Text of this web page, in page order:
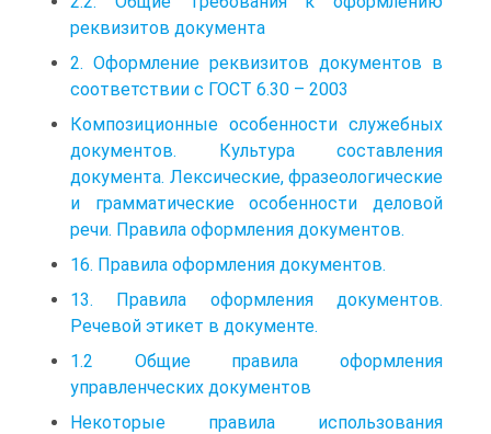
реквизитов документа
2. Оформление реквизитов документов в
соответствии с ГОСТ 6.30 – 2003
Композиционные особенности служебных
документов. Культура составления
документа. Лексические, фразеологические
и грамматические особенности деловой
речи. Правила оформления документов.
16. Правила оформления документов.
13. Правила оформления документов.
Речевой этикет в документе.
1.2 Общие правила оформления
управленческих документов
Некоторые правила использования